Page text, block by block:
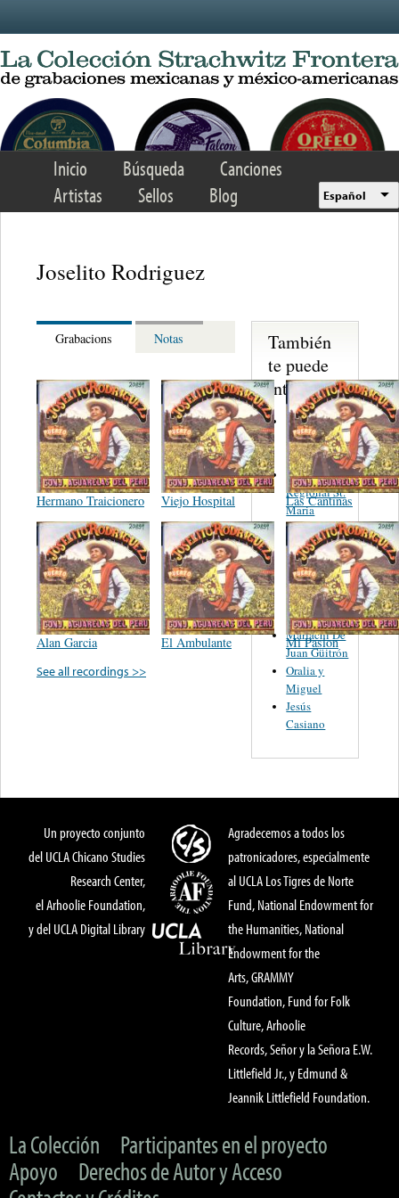
Inicio Búsqueda
Canciones
Artistas
Sellos Blog Español
Joselito Rodriguez
Grabacions Notas
Hermano Traicionero Viejo Hospital Las Cantinas
Alan Garcia El Ambulante
Mi Pasion
See all recordings >>
También
te puede
interesar...
Alonzo Y
Sus
Rancheros
Orquesta
Regional St.
Maria
Tacuro De
Tacuro
Mich.
Mexico - De
J Jesus
Casillas
Mariachi De
Juan Güitrón
Oralia y
Miguel
Jesús
Casiano
Un proyecto conjunto
del UCLA Chicano Studies
Research Center,
el Arhoolie Foundation,
y del UCLA Digital Library
Agradecemos a todos los
patronicadores, especialmente
al UCLA Los Tigres de Norte
Fund, National Endowment for
the Humanities, National
Endowment for the
Arts, GRAMMY
Foundation, Fund for Folk
Culture, Arhoolie
Records, Señor y la Señora E.W.
Littlefield Jr., y Edmund &
Jeannik Littlefield Foundation.
La Colección
Participantes en el proyecto
Apoyo
Derechos de Autor y Acceso